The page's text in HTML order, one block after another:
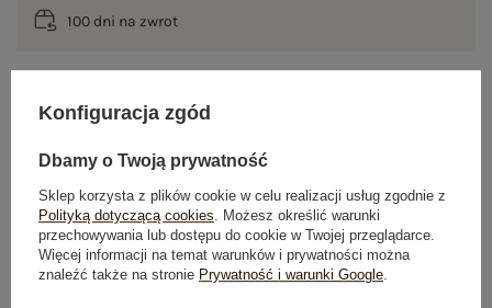
100 dni na zwrot
OPIS PRODUKTU
GŁÓWNE PARAMETRY
OPINIE O PRODUKCIE (0)
WYSYŁKA I DOSTAWA
Konfiguracja zgód
Dbamy o Twoją prywatność
Sklep korzysta z plików cookie w celu realizacji usług zgodnie z
Polityką dotyczącą cookies . Możesz określić warunki
przechowywania lub dostępu do cookie w Twojej przeglądarce.
Więcej informacji na temat warunków i prywatności można
znaleźć także na stronie Prywatność i warunki Google